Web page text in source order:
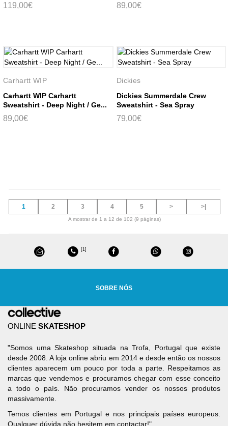
119,00€ 89,00€
Carhartt WIP
Carhartt WIP Carhartt
Sweatshirt - Deep Night / Ge...
89,00€
Dickies
Dickies Summerdale Crew
Sweatshirt - Sea Spray
79,00€
1 2 3 4 5 > >|
A mostrar de 1 a 12 de 102 (9 páginas)
[1]
SOBRE NÓS
ONLINE SKATESHOP
"Somos uma Skateshop situada na Trofa, Portugal que existe
desde 2008. A loja online abriu em 2014 e desde então os nossos
clientes aparecem um pouco por toda a parte. Respeitamos as
marcas que vendemos e procuramos chegar com esse conceito
a todo o país. Não procuramos vender os nossos produtos
massivamente.
Temos clientes em Portugal e nos principais países europeus.
Qualquer dúvida não hesitem em contactar!"